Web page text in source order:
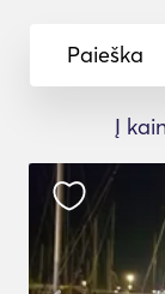
Paieška
Į